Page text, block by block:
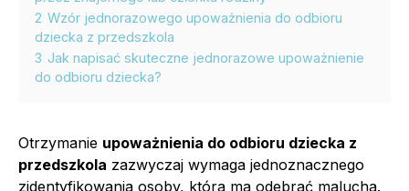
2 Wzór jednorazowego upoważnienia do odbioru
dziecka z przedszkola
3 Jak napisać skuteczne jednorazowe upoważnienie
do odbioru dziecka?
Otrzymanie upoważnienia do odbioru dziecka z
przedszkola zazwyczaj wymaga jednoznacznego
zidentyfikowania osoby, która ma odebrać malucha.